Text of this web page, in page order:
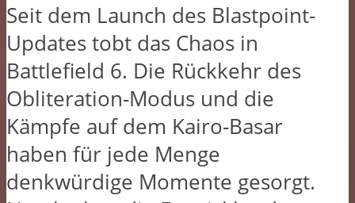
Seit dem Launch des Blastpoint-
Updates tobt das Chaos in
Battlefield 6. Die Rückkehr des
Obliteration-Modus und die
Kämpfe auf dem Kairo-Basar
haben für jede Menge
denkwürdige Momente gesorgt.